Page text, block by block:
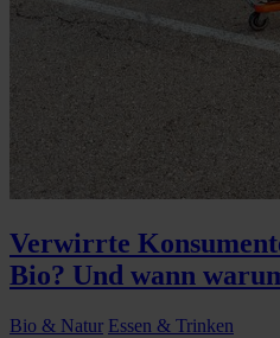
Verwirrte
Bio? Und wann
Bio & Natur Essen & Trinken